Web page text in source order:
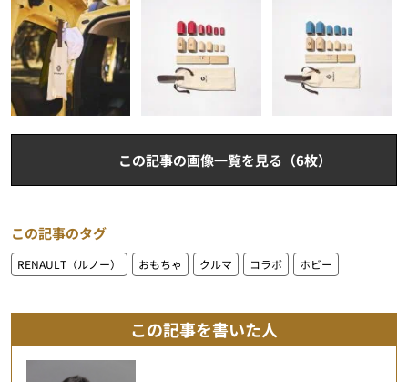
この記事の画像一覧を見る（6枚）
この記事のタグ
RENAULT（ルノー） おもちゃ クルマ コラボ ホビー
この記事を書いた人